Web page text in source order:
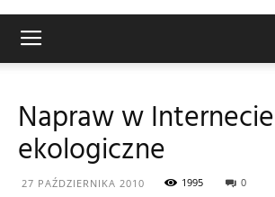
Napraw w
ekologiczne
27 PAŹDZIERNIKA 2010 1995 0